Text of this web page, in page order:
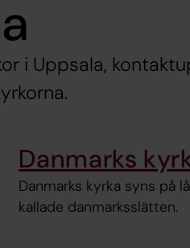
i Uppsala,
Danmarks
Danmarks kyrka syns på
kallade danmarksslätten.